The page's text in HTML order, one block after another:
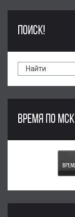
ПОИСК!
ВРЕМЯ ПО МСК